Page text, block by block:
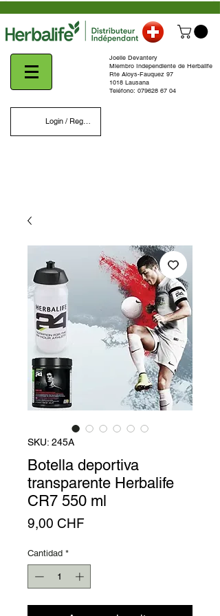
Login / Register
Joelle Devantery
Miembro Independiente de Herbalife
Rte Aloys-Fauquez 97
1018 Lausana
Teléfono: 079628 67 04
SKU: 245A
Botella deportiva
transparente Herbalife
CR7 550 ml
9,00 CHF
Cantidad *